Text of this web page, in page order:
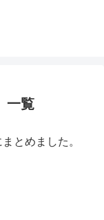
一覧
とめました。